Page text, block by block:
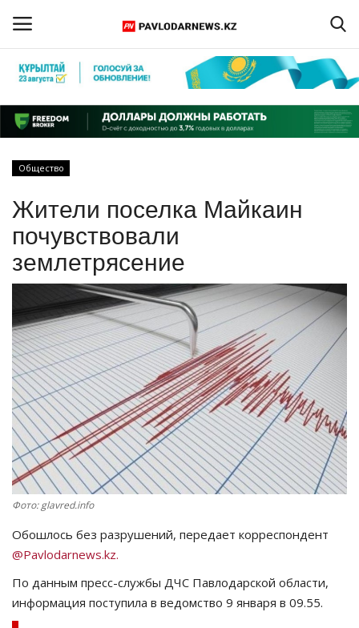
Регистрация
Главная
КАЗАХСТАН
МИР
СПЕЦПРОЕКТЫ
СПОРТ
Чек-лист
РАЗВЛЕЧЕНИЯ
OFFICIAL
Курултай
Язык
Общество
Жители поселка Майкаин
почувствовали
землетрясение
Фото: glavred.info
Обошлось без разрушений, передает корреспондент
@Pavlodarnews.kz.
По данным пресс-службы ДЧС Павлодарской области,
информация поступила в ведомство 9 января в 09.55.